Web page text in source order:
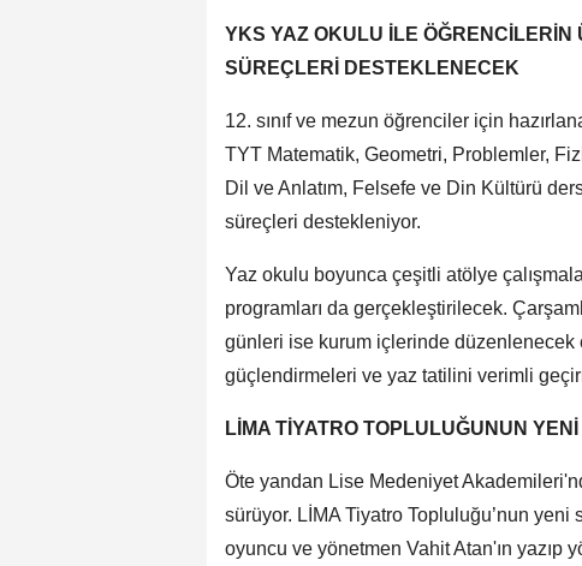
YKS YAZ OKULU İLE
SÜREÇLERİ DESTEKLENECEK
12. sınıf ve mezun öğrenciler için
TYT Matematik, Geometri, Problemler,
Dil ve Anlatım, Felsefe ve Din Kültürü
süreçleri destekleniyor.
Yaz okulu boyunca çeşitli atölye
programları da gerçekleştirilecek.
günleri ise kurum içlerinde
güçlendirmeleri ve yaz tatilini verimli
LİMA TİYATRO TOPLULUĞUNUN
Öte yandan Lise Medeniyet
sürüyor. LİMA Tiyatro Topluluğu’nun
oyuncu ve yönetmen Vahit Atan'ın yazıp